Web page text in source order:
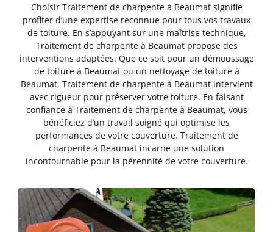
Choisir Traitement de charpente à Beaumat signifie
profiter d’une expertise reconnue pour tous vos travaux
de toiture. En s’appuyant sur une maîtrise technique,
Traitement de charpente à Beaumat propose des
interventions adaptées. Que ce soit pour un démoussage
de toiture à Beaumat ou un nettoyage de toiture à
Beaumat, Traitement de charpente à Beaumat intervient
avec rigueur pour préserver votre toiture. En faisant
confiance à Traitement de charpente à Beaumat, vous
bénéficiez d’un travail soigné qui optimise les
performances de votre couverture. Traitement de
charpente à Beaumat incarne une solution
incontournable pour la pérennité de votre couverture.